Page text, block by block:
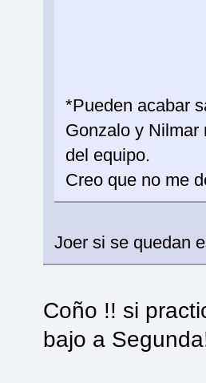
*Pueden acabar
Gonzalo y Nilmar
del equipo.
Creo que no me
Joer si se quedan
Coño !! si
bajo a